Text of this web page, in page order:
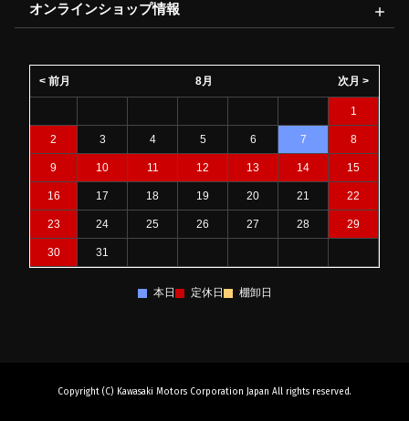
オンラインショップ情報
8月
< 前月 次月 >
1
2 3 4 5 6 7 8
9 10 11 12 13 14 15
16 17 18 19 20 21 22
23 24 25 26 27 28 29
30 31
本日 定休日 棚卸日
Copyright (C) Kawasaki Motors Corporation Japan All rights reserved.